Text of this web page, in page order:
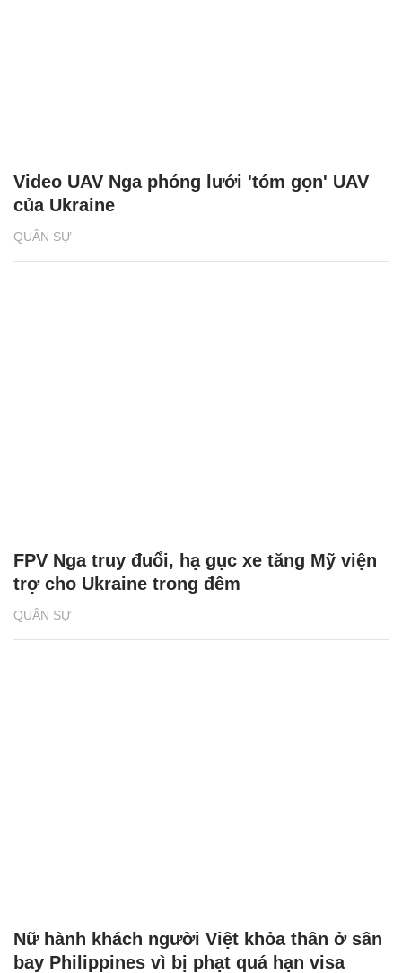
QUÂN SỰ
Video UAV Nga phóng lưới 'tóm gọn' UAV
của Ukraine
QUÂN SỰ
FPV Nga truy đuổi, hạ gục xe tăng Mỹ viện
trợ cho Ukraine trong đêm
Nữ hành khách người Việt khỏa thân ở sân
bay Philippines vì bị phạt quá hạn visa